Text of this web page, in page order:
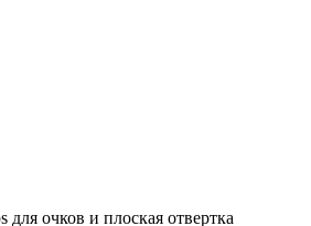
очков и плоская отвертка